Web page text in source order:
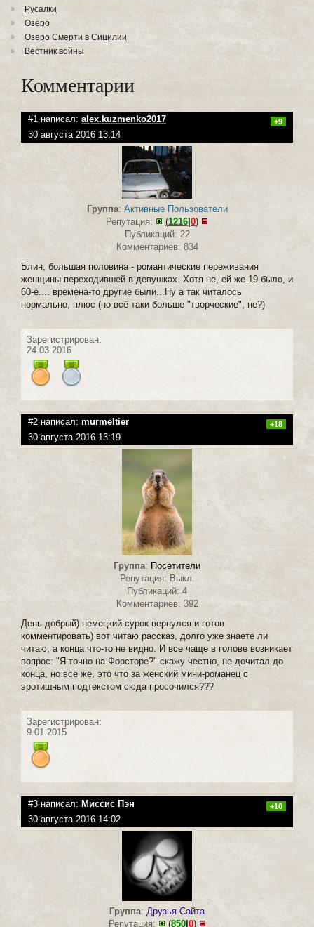
Русалки
Озеро
Озеро Смерти в Сицилии
Вестник войны
Комментарии
#1 написал: alex.kuzmenko2017 +9
30 августа 2016 13:14
Группа: Активные Пользователи
Репутация:
(1216 0)
Публикаций: 22
Комментариев: 834
Блин, большая половина - романтические переживания
женщины переходившей в девушках. Хотя не, ей же 19 было, и
60-е.... времена-то другие были...Ну а так читалось
нормально, плюс (но всё таки больше "творческие", не?)
Зарегистрирован:
24.03.2016
#2 написал: murmeltier +18
30 августа 2016 13:19
Группа: Посетители
Репутация: Выкл.
Публикаций: 4
Комментариев: 392
День добрый) немецкий сурок вернулся и готов
комментировать) вот читаю рассказ, долго уже знаете ли
читаю, а конца что-то не видно. И все чаще в голове возникает
вопрос: "Я точно на Форсторе?" скажу честно, не дочитал до
конца, но все же, это что за женский мини-романец с
эротишным подтекстом сюда просочился???
Зарегистрирован:
9.01.2015
#3 написал: Миссис Пэн +10
30 августа 2016 14:02
Группа: Друзья Сайта
Репутация:
(850|0)